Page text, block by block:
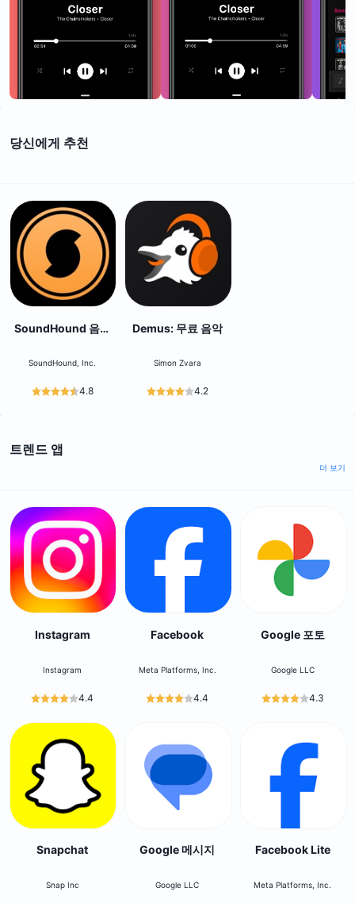
당신에게 추천
SoundHound 음악
SoundHound, Inc.
4.8
Demus: 무료 음악
Simon Zvara
4.2
트렌드 앱
더 보기
Instagram
Instagram
4.4
Facebook
Meta Platforms, Inc.
4.4
Google 포토
Google LLC
4.3
Snapchat
Snap Inc
Google 메시지
Google LLC
Facebook Lite
Meta Platforms, Inc.